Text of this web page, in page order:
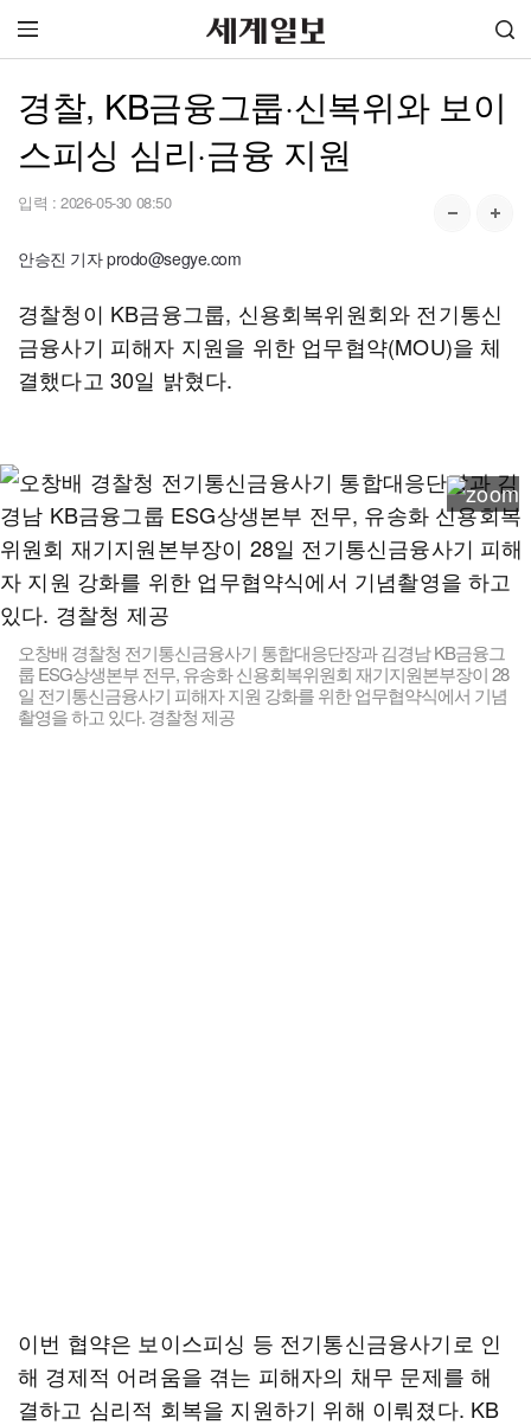
경찰, KB금융그룹·신복위와 보이
스피싱 심리·금융 지원
입력 : 2026-05-30 08:50
안승진 기자 prodo@segye.com
경찰청이 KB금융그룹, 신용회복위원회와 전기통신
금융사기 피해자 지원을 위한 업무협약(MOU)을 체
결했다고 30일 밝혔다.
오창배 경찰청 전기통신금융사기 통합대응단장과 김경남 KB금융그
룹 ESG상생본부 전무, 유송화 신용회복위원회 재기지원본부장이 28
일 전기통신금융사기 피해자 지원 강화를 위한 업무협약식에서 기념
촬영을 하고 있다. 경찰청 제공
이번 협약은 보이스피싱 등 전기통신금융사기로 인
해 경제적 어려움을 겪는 피해자의 채무 문제를 해
결하고 심리적 회복을 지원하기 위해 이뤄졌다. KB